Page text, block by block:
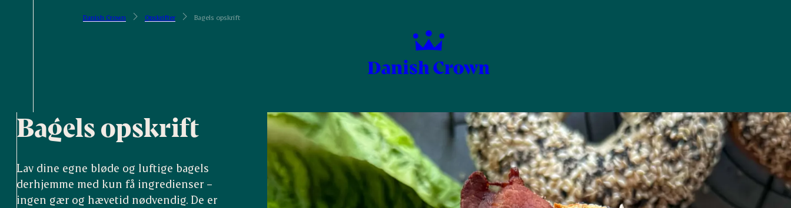
Danish Crown Opskrifter Bagels opskrift
Bagels opskrift
Lav dine egne bløde og luftige bagels
derhjemme med kun få ingredienser –
ingen gær og hævetid nødvendig. De er